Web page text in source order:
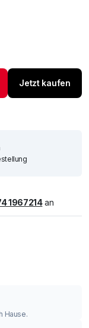
Jetzt kaufen
1967214an
Hause.